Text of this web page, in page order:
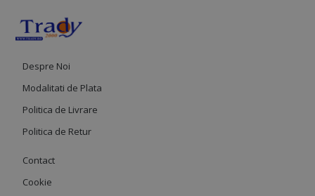
Despre Noi
Modalitati de Plata
Politica de Livrare
Politica de Retur
Contact
Cookie